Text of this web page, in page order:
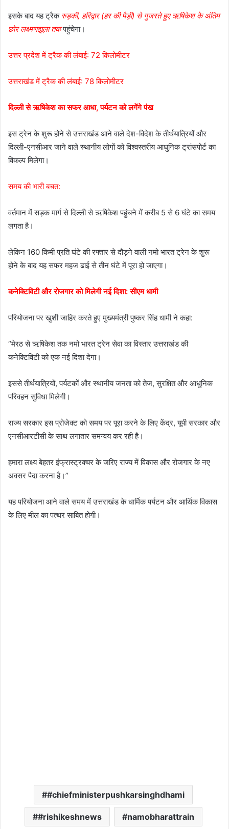
इसके बाद यह ट्रैक रुड़की, हरिद्वार (हर की पैड़ी) से गुजरते हुए ऋषिकेश के अंतिम
छोर लक्ष्मणझूला तक पहुंचेगा।
उत्तर प्रदेश में ट्रैक की लंबाई: 72 किलोमीटर
उत्तराखंड में ट्रैक की लंबाई: 78 किलोमीटर
दिल्ली से ऋषिकेश का सफर आधा, पर्यटन को लगेंगे पंख
इस ट्रेन के शुरू होने से उत्तराखंड आने वाले देश-विदेश के तीर्थयात्रियों और
दिल्ली-एनसीआर जाने वाले स्थानीय लोगों को विश्वस्तरीय आधुनिक ट्रांसपोर्ट का
विकल्प मिलेगा।
समय की भारी बचत:
वर्तमान में सड़क मार्ग से दिल्ली से ऋषिकेश पहुंचने में करीब 5 से 6 घंटे का समय
लगता है।
लेकिन 160 किमी प्रति घंटे की रफ्तार से दौड़ने वाली नमो भारत ट्रेन के शुरू
होने के बाद यह सफर महज ढाई से तीन घंटे में पूरा हो जाएगा।
कनेक्टिविटी और रोजगार को मिलेगी नई दिशा: सीएम धामी
परियोजना पर खुशी जाहिर करते हुए मुख्यमंत्री पुष्कर सिंह धामी ने कहा:
“मेरठ से ऋषिकेश तक नमो भारत ट्रेन सेवा का विस्तार उत्तराखंड की
कनेक्टिविटी को एक नई दिशा देगा।
इससे तीर्थयात्रियों, पर्यटकों और स्थानीय जनता को तेज, सुरक्षित और आधुनिक
परिवहन सुविधा मिलेगी।
राज्य सरकार इस प्रोजेक्ट को समय पर पूरा करने के लिए केंद्र, यूपी सरकार और
एनसीआरटीसी के साथ लगातार समन्वय कर रही है।
हमारा लक्ष्य बेहतर इंफ्रास्ट्रक्चर के जरिए राज्य में विकास और रोजगार के नए
अवसर पैदा करना है।”
यह परियोजना आने वाले समय में उत्तराखंड के धार्मिक पर्यटन और आर्थिक विकास
के लिए मील का पत्थर साबित होगी।
#chiefministerpushkarsinghdhami
#rishikeshnews namobharattrain